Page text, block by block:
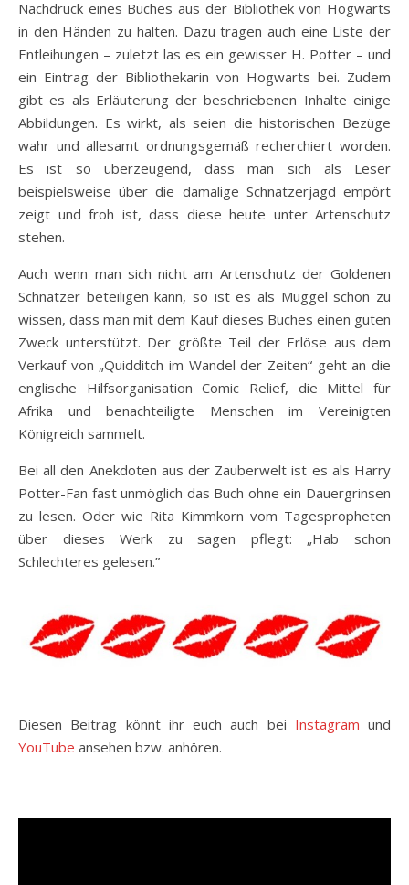
Nachdruck eines Buches aus der Bibliothek von Hogwarts
in den Händen zu halten. Dazu tragen auch eine Liste der
Entleihungen – zuletzt las es ein gewisser H. Potter – und
ein Eintrag der Bibliothekarin von Hogwarts bei. Zudem
gibt es als Erläuterung der beschriebenen Inhalte einige
Abbildungen. Es wirkt, als seien die historischen Bezüge
wahr und allesamt ordnungsgemäß recherchiert worden.
Es ist so überzeugend, dass man sich als Leser
beispielsweise über die damalige Schnatzerjagd empört
zeigt und froh ist, dass diese heute unter Artenschutz
stehen.
Auch wenn man sich nicht am Artenschutz der Goldenen
Schnatzer beteiligen kann, so ist es als Muggel schön zu
wissen, dass man mit dem Kauf dieses Buches einen guten
Zweck unterstützt. Der größte Teil der Erlöse aus dem
Verkauf von „Quidditch im Wandel der Zeiten“ geht an die
englische Hilfsorganisation Comic Relief, die Mittel für
Afrika und benachteiligte Menschen im Vereinigten
Königreich sammelt.
Bei all den Anekdoten aus der Zauberwelt ist es als Harry
Potter-Fan fast unmöglich das Buch ohne ein Dauergrinsen
zu lesen. Oder wie Rita Kimmkorn vom Tagespropheten
über dieses Werk zu sagen pflegt: „Hab schon
Schlechteres gelesen.”
Diesen Beitrag könnt ihr euch auch bei Instagram und
YouTube ansehen bzw. anhören.